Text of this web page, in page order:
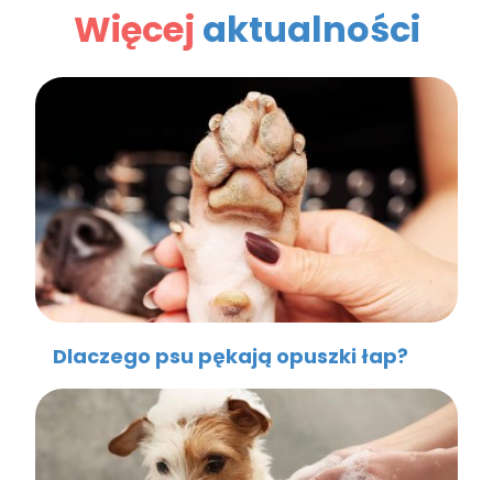
Więcej aktualności
Dlaczego psu pękają opuszki łap?